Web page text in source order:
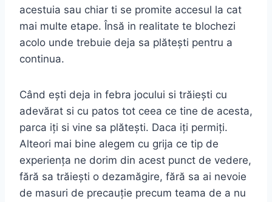
acestuia sau chiar ti se promite accesul la cat
mai multe etape. Însă in realitate te blochezi
acolo unde trebuie deja sa plătești pentru a
continua.
Când ești deja in febra jocului si trăiești cu
adevărat si cu patos tot ceea ce tine de acesta,
parca iți si vine sa plătești. Daca iți permiți.
Alteori mai bine alegem cu grija ce tip de
experiența ne dorim din acest punct de vedere,
fără sa trăiești o dezamăgire, fără sa ai nevoie
de masuri de precauție precum teama de a nu